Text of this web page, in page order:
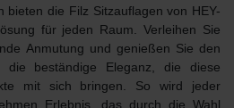
bieten die Filz Sitzauflagen von HEY-
für jeden Raum. Verleihen Sie
Anmutung und genießen Sie den
die beständige Eleganz, die diese
mit sich bringen. So wird jeder
Erlebnis, das durch die Wahl